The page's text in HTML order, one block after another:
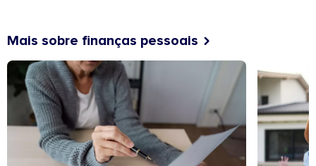
Mais sobre finanças pessoais